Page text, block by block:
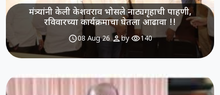
मंत्र्यांनी केली केशवराव भोसले नाट्यगृहाची पाहणी,
रविवारच्या कार्यक्रमाचा घेतला आढावा !!
schedule08 Aug 26 personby visibility140